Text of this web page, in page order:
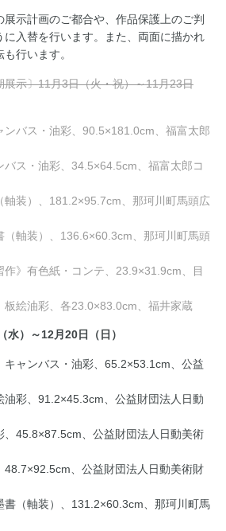
示計画のご都合や、作品保護上のご判
に入替を行います。また、両面に描かれ
行います。
展示〕11月3日（火・祝）～11月23日
ンバス・油彩、90.5×181.0cm、福富太郎
バス・油彩、34.5×64.5cm、福富太郎コ
軸装）、181.2×95.7cm、那珂川町馬頭広
（軸装）、136.6×60.3cm、那珂川町馬頭
作》有色紙・コンテ、23.9×31.9cm、目
板絵油彩、各23.0×83.0cm、福井家蔵
水）～12月20日（日）
キャンバス・油彩、65.2×53.1cm、公益
油彩、91.2×45.3cm、公益財団法人日動
、45.8×87.5cm、公益財団法人日動美術
48.7×92.5cm、公益財団法人日動美術財
書（軸装）、131.2×60.3cm、那珂川町馬